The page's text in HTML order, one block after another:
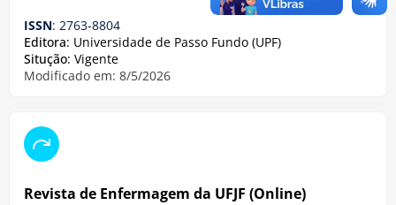
ISSN: 2763-8804
Editora: Universidade de Passo Fundo (UPF)
Situção: Vigente
Modificado em: 8/5/2026
Revista de Enfermagem da UFJF (Online)